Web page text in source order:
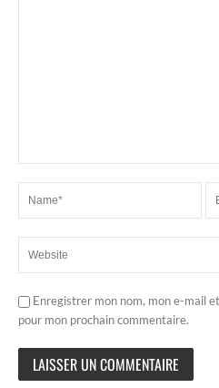
Enregistrer mon nom, mon e-mail
pour mon prochain commentaire.